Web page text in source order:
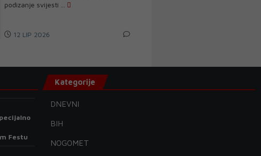
podizanje svijesti ...
12 LIP 2026
Festu
Kategorije
DNEVNI
BIH
NOGOMET